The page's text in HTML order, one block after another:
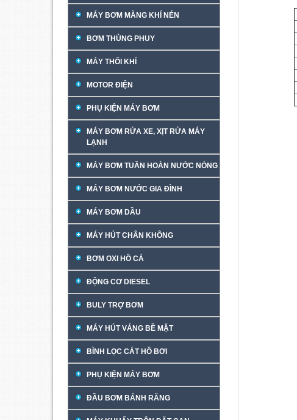
MÁY BƠM MÀNG KHÍ NÉN
BƠM THÙNG PHUY
MÁY THỔI KHÍ
MOTOR ĐIỆN
PHỤ KIỆN MÁY BƠM
MÁY BƠM RỬA XE, XỊT RỬA MÁY
LẠNH
MÁY BƠM TUẦN HOÀN NƯỚC NÓNG
MÁY BƠM NƯỚC GIA ĐÌNH
MÁY BƠM DẦU
MÁY HÚT CHÂN KHÔNG
BƠM OXI HỒ CÁ
ĐỘNG CƠ DIESEL
BULY TRỢ BƠM
MÁY HÚT VÁNG BỀ MẶT
BÌNH LỌC CÁT HỒ BƠI
PHỤ KIỆN MÁY BƠM
ĐẦU BƠM BÁNH RĂNG